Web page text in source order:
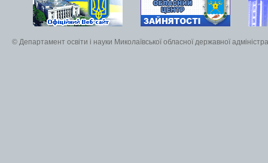
© Департамент освіти і науки Миколаївської обласної державної